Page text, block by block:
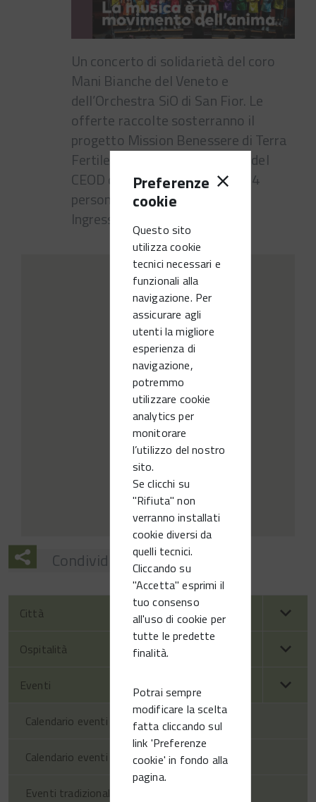
Preferenze
cookie
Questo sito
utilizza cookie
tecnici necessari e
funzionali alla
navigazione. Per
assicurare agli
utenti la migliore
esperienza di
navigazione,
potremmo
utilizzare cookie
analytics per
monitorare
l’utilizzo del nostro
sito.
Se clicchi su
"Rifiuta" non
verranno installati
cookie diversi da
quelli tecnici.
Cliccando su
"Accetta" esprimi il
tuo consenso
all'uso di cookie per
tutte le predette
finalità.
Potrai sempre
modificare la scelta
fatta cliccando sul
link 'Preferenze
cookie' in fondo alla
pagina.
Un concerto di solidarietà del coro
Mani Bianche del Veneto e
dell’Orchestra SiO di San Fior. Le
offerte raccolte sosterranno il
progetto Mission Benessere di Terra
Fertile, per la ristrutturazione del
CEOD di Cozzuolo che ospita 24
persone con disabilità.
Ingresso libero
Condividi
Città
Ospitalità
Eventi
Calendario eventi territorio
Calendario eventi Vittorio Veneto
Eventi tradizionali